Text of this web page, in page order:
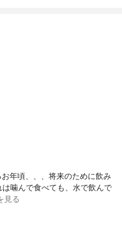
年頃、、、将来のために飲み
噛んで食べても、水で飲んで
見る